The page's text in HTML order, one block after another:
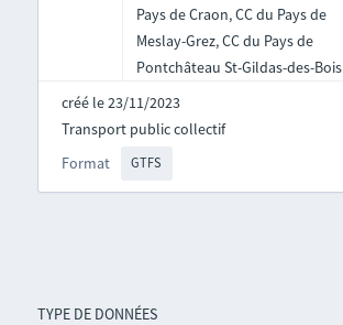
TYPE DE DONNÉES
Pays de Craon, CC du Pays de
Meslay-Grez, CC du Pays de
Pontchâteau St-Gildas-des-Bois
créé le 23/11/2023
Format GTFS
Transport public collectif